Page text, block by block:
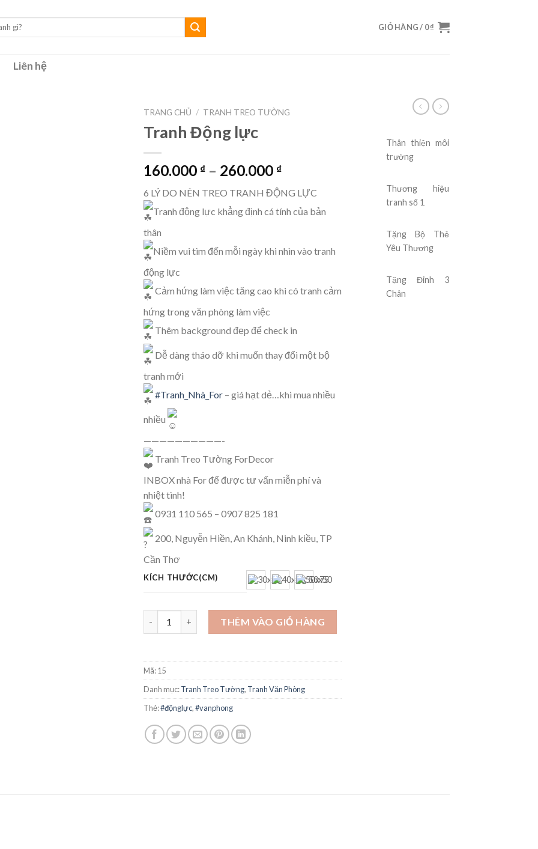
GIỎ HÀNG / 0₫
Liên hệ
TRANG CHỦ / TRANH TREO TƯỜNG
Tranh Động lực
160.000 ₫ – 260.000 ₫
6 LÝ DO NÊN TREO TRANH ĐỘNG LỰC
Tranh động lực khẳng định cá tính của bản
thân
Niềm vui tìm đến mỗi ngày khi nhìn vào tranh
động lực
Cảm hứng làm việc tăng cao khi có tranh cảm
hứng trong văn phòng làm việc
Thêm background đẹp để check in
Dễ dàng tháo dỡ khi muốn thay đổi một bộ
tranh mới
#Tranh_Nhà_For – giá hạt dẻ…khi mua nhiều
nhiều
——————————-
Tranh Treo Tường ForDecor
INBOX nhà For để được tư vấn miễn phí và
nhiệt tình!
0931 110 565 – 0907 825 181
200, Nguyễn Hiền, An Khánh, Ninh kiều, TP
Cần Thơ
KÍCH THƯỚC(CM)
Tranh Động lực số lượngTHÊM VÀO GIỎ HÀNG
Mã:15
Danh mục:Tranh Treo Tường, Tranh Văn Phòng
Thẻ:#độnglực,#vanphong
Thân thiệnmôi
trường
Thương hiệu
tranh số 1
Tặng Bộ Thẻ
Yêu Thương
Tặng Đinh 3
Chân